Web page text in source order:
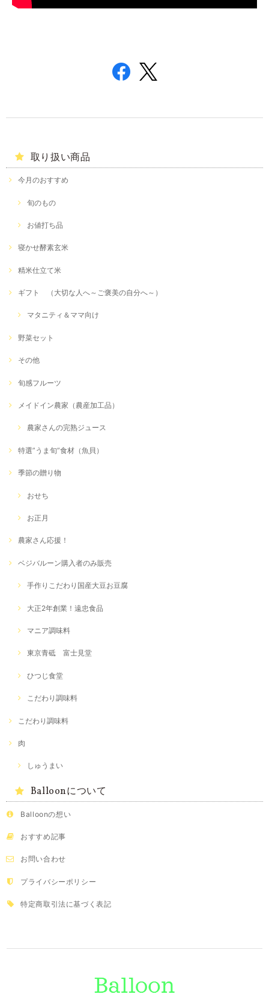
取り扱い商品
今月のおすすめ
旬のもの
お値打ち品
寝かせ酵素玄米
精米仕立て米
ギフト （大切な人へ～ご褒美の自分へ～）
マタニティ＆ママ向け
野菜セット
その他
旬感フルーツ
メイドイン農家（農産加工品）
農家さんの完熟ジュース
特選”うま旬”食材（魚貝）
季節の贈り物
おせち
お正月
農家さん応援！
ベジバルーン購入者のみ販売
手作りこだわり国産大豆お豆腐
大正2年創業！遠忠食品
マニア調味料
東京青砥 富士見堂
ひつじ食堂
こだわり調味料
こだわり調味料
肉
しゅうまい
Balloonについて
Balloonの想い
おすすめ記事
お問い合わせ
プライバシーポリシー
特定商取引法に基づく表記